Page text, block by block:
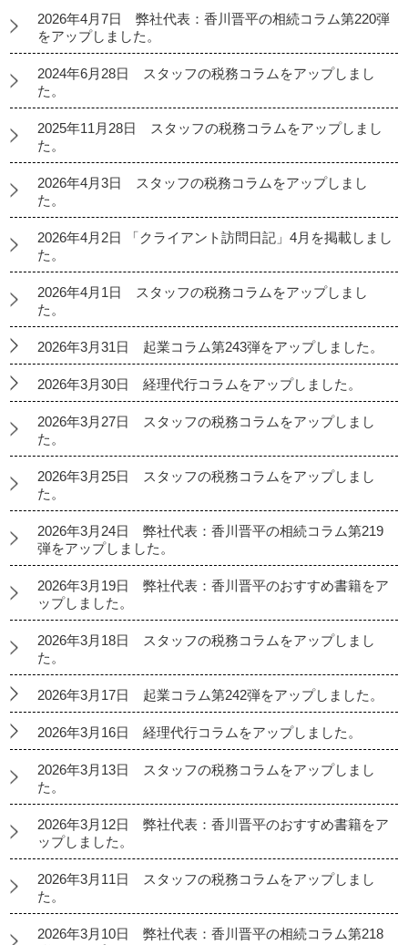
2026年4月7日 弊社代表：香川晋平の相続コラム第220弾
をアップしました。
2024年6月28日 スタッフの税務コラムをアップしまし
た。
2025年11月28日 スタッフの税務コラムをアップしまし
た。
2026年4月3日 スタッフの税務コラムをアップしまし
た。
2026年4月2日 「クライアント訪問日記」4月を掲載しまし
た。
2026年4月1日 スタッフの税務コラムをアップしまし
た。
2026年3月31日 起業コラム第243弾をアップしました。
2026年3月30日 経理代行コラムをアップしました。
2026年3月27日 スタッフの税務コラムをアップしまし
た。
2026年3月25日 スタッフの税務コラムをアップしまし
た。
2026年3月24日 弊社代表：香川晋平の相続コラム第219
弾をアップしました。
2026年3月19日 弊社代表：香川晋平のおすすめ書籍をア
ップしました。
2026年3月18日 スタッフの税務コラムをアップしまし
た。
2026年3月17日 起業コラム第242弾をアップしました。
2026年3月16日 経理代行コラムをアップしました。
2026年3月13日 スタッフの税務コラムをアップしまし
た。
2026年3月12日 弊社代表：香川晋平のおすすめ書籍をア
ップしました。
2026年3月11日 スタッフの税務コラムをアップしまし
た。
2026年3月10日 弊社代表：香川晋平の相続コラム第218